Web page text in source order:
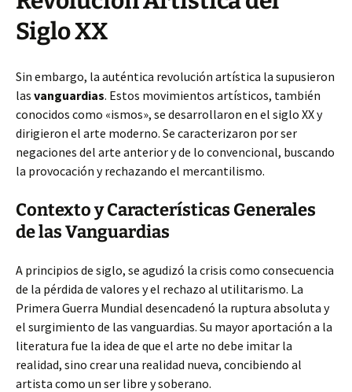
Siglo XX
Sin embargo, la auténtica revolución artística la supusieron
las vanguardias. Estos movimientos artísticos, también
conocidos como «ismos», se desarrollaron en el siglo XX y
dirigieron el arte moderno. Se caracterizaron por ser
negaciones del arte anterior y de lo convencional, buscando
la provocación y rechazando el mercantilismo.
Contexto y Características Generales
de las Vanguardias
A principios de siglo, se agudizó la crisis como consecuencia
de la pérdida de valores y el rechazo al utilitarismo. La
Primera Guerra Mundial desencadenó la ruptura absoluta y
el surgimiento de las vanguardias. Su mayor aportación a la
literatura fue la idea de que el arte no debe imitar la
realidad, sino crear una realidad nueva, concibiendo al
artista como un ser libre y soberano.